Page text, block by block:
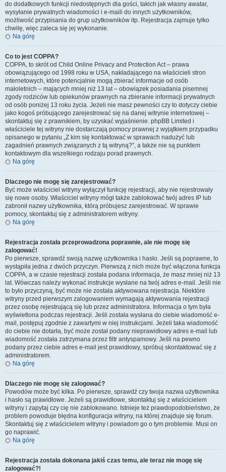
do dodatkowych funkcji niedostępnych dla gości, takich jak własny awatar,
wysyłanie prywatnych wiadomości i e-maili do innych użytkowników,
możliwość przypisania do grup użytkowników itp. Rejestracja zajmuje tylko
chwilę, więc zaleca się jej wykonanie.
Na górę
Co to jest COPPA?
COPPA, to skrót od Child Online Privacy and Protection Act – prawa
obowiązującego od 1998 roku w USA, nakładającego na właścicieli stron
internetowych, które potencjalnie mogą zbierać informacje od osób
małoletnich – mających mniej niż 13 lat – obowiązek posiadania pisemnej
zgody rodziców lub opiekunów prawnych na zbieranie informacji prywatnych
od osób poniżej 13 roku życia. Jeżeli nie masz pewności czy to dotyczy ciebie
jako kogoś próbującego zarejestrować się na danej witrynie internetowej –
skontaktuj się z prawnikiem, by uzyskać wyjaśnienie. phpBB Limited i
właściciele tej witryny nie dostarczają pomocy prawnej z wyjątkiem przypadku
opisanego w pytaniu „Z kim się kontaktować w sprawach nadużyć lub
zagadnień prawnych związanych z tą witryną?”, a także nie są punktem
kontaktowym dla wszelkiego rodzaju porad prawnych.
Na górę
Dlaczego nie mogę się zarejestrować?
Być może właściciel witryny wyłączył funkcję rejestracji, aby nie rejestrowały
się nowe osoby. Właściciel witryny mógł także zablokować twój adres IP lub
zabronił nazwy użytkownika, którą próbujesz zarejestrować. W sprawie
pomocy, skontaktuj się z administratorem witryny.
Na górę
Rejestracja została przeprowadzona poprawnie, ale nie mogę się
zalogować!
Po pierwsze, sprawdź swoją nazwę użytkownika i hasło. Jeśli są poprawne, to
wystąpiła jedna z dwóch przyczyn. Pierwszą z nich może być włączona funkcja
COPPA, a w czasie rejestracji została podana informacja, że masz mniej niż 13
lat. Wówczas należy wykonać instrukcje wysłane na twój adres e-mail. Jeśli nie
to było przyczyną, być może nie została aktywowana rejestracja. Niektóre
witryny przed pierwszym zalogowaniem wymagają aktywowania rejestracji
przez osobę rejestrującą się lub przez administratora. Informacja o tym była
wyświetlona podczas rejestracji. Jeśli została wysłana do ciebie wiadomość e-
mail, postępuj zgodnie z zawartymi w niej instrukcjami. Jeżeli taka wiadomość
do ciebie nie dotarła, być może został podany nieprawidłowy adres e-mail lub
wiadomość została zatrzymana przez filtr antyspamowy. Jeśli na pewno
podany przez ciebie adres e-mail jest prawidłowy, spróbuj skontaktować się z
administratorem.
Na górę
Dlaczego nie mogę się zalogować?
Powodów może być kilka. Po pierwsze, sprawdź czy twoja nazwa użytkownika
i hasło są prawidłowe. Jeżeli są prawidłowe, skontaktuj się z właścicielem
witryny i zapytaj czy cię nie zablokowano. Istnieje też prawdopodobieństwo, że
problem powoduje błędna konfiguracja witryny, na której znajduje się forum.
Skontaktuj się z właścicielem witryny i powiadom go o tym problemie. Musi on
go naprawić.
Na górę
Rejestracja została dokonana jakiś czas temu, ale teraz nie mogę się
zalogować?!